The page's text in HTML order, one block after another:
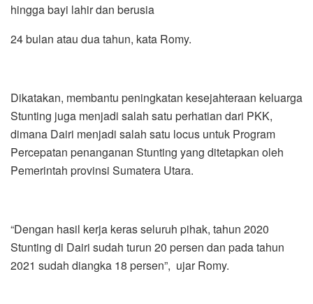
hingga bayi lahir dan berusia
24 bulan atau dua tahun, kata Romy.
Dikatakan, membantu peningkatan kesejahteraan keluarga
Stunting juga menjadi salah satu perhatian dari PKK,
dimana Dairi menjadi salah satu locus untuk Program
Percepatan penanganan Stunting yang ditetapkan oleh
Pemerintah provinsi Sumatera Utara.
“Dengan hasil kerja keras seluruh pihak, tahun 2020
Stunting di Dairi sudah turun 20 persen dan pada tahun
2021 sudah diangka 18 persen”, ujar Romy.